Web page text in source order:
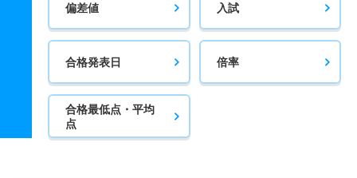
偏差値 入試
合格発表日 倍率
合格最低点・平均
点